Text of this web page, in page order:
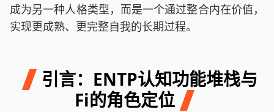
成为另一种人格类型，而是一个通过整合内在价值，
实现更成熟、更完整自我的长期过程。
引言：ENTP认知功能堆栈与
Fi的角色定位